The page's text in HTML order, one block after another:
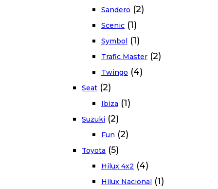
Sandero (2)
Scenic (1)
Symbol (1)
Trafic Master (2)
Twingo (4)
Seat (2)
Ibiza (1)
Suzuki (2)
Fun (2)
Toyota (5)
Hilux 4x2 (4)
Hilux Nacional (1)